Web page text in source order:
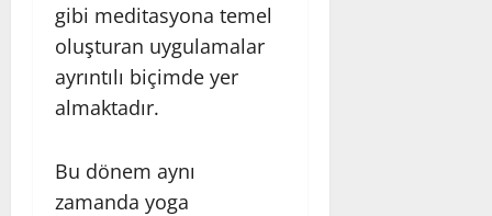
gibi meditasyona temel
oluşturan uygulamalar
ayrıntılı biçimde yer
almaktadır.
Bu dönem aynı
zamanda yoga